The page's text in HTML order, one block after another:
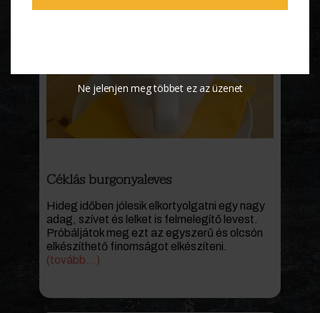
Céklás burgonyaleves
Hideg időben jólesik elkortyolgatni egy nagy
adag, szívet és lelket is felmelegítő levest.
Próbáljátok meg ezt az egyszerű és olcsón
elkészíthető finomságot elkészíteni.
(tovább…)
Ne jelenjen meg többet ez az üzenet